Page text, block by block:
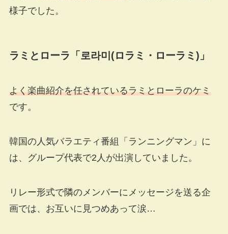
様子でした。
ラミとローラ「로라미(ロラミ・ローラミ ) 」
よく楽曲紹介を任されているラミとローラのケミ
です。
韓国の人気バラエティ番組「ランニングマン」に
は、グループ代表で2人が出演していました。
リレー形式で隣のメンバーにメッセージを送る企
画では、お互いに見つめあって涙…